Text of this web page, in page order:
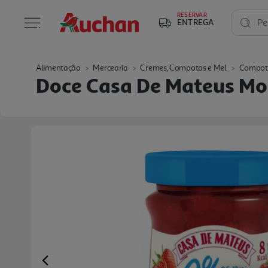
RESERVAR
ENTREGA
Alimentação Mercearia Cremes, Compotas e Mel
Doce Casa De Mateus